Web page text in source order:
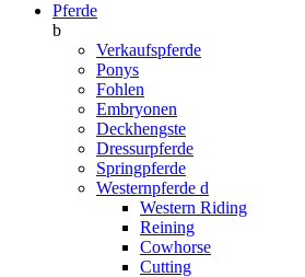
Pferde
b
Verkaufspferde
Ponys
Fohlen
Embryonen
Deckhengste
Dressurpferde
Springpferde
Westernpferde d
Western Riding
Reining
Cowhorse
Cutting